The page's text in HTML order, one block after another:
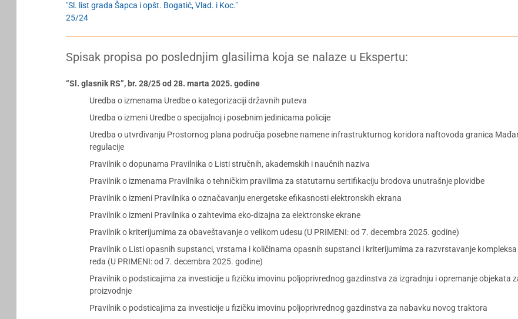
"Sl. list grada Šapca i opšt. Bogatić, Vlad. i Koc."
25/24
Spisak propisa po poslednjim glasilima koja se nalaze u Ekspertu:
“Sl. glasnik RS”, br. 28/25 od 28. marta 2025. godine
Uredba o izmenama Uredbe o kategorizaciji državnih puteva
Uredba o izmeni Uredbe o specijalnoj i posebnim jedinicama policije
Uredba o utvrđivanju Prostornog plana područja posebne namene infrastrukturnog koridora naftovoda granica
regulacije
Pravilnik o dopunama Pravilnika o Listi stručnih, akademskih i naučnih naziva
Pravilnik o izmenama Pravilnika o tehničkim pravilima za statutarnu sertifikaciju brodova unutrašnje plovidbe
Pravilnik o izmeni Pravilnika o označavanju energetske efikasnosti elektronskih ekrana
Pravilnik o izmeni Pravilnika o zahtevima eko-dizajna za elektronske ekrane
Pravilnik o kriterijumima za obaveštavanje o velikom udesu (U PRIMENI: od 7. decembra 2025. godine)
Pravilnik o Listi opasnih supstanci, vrstama i količinama opasnih supstanci i kriterijumima za razvrstavanje kompleksa
reda (U PRIMENI: od 7. decembra 2025. godine)
Pravilnik o podsticajima za investicije u fizičku imovinu poljoprivrednog gazdinstva za izgradnju i opremanje objekata
proizvodnje
Pravilnik o podsticajima za investicije u fizičku imovinu poljoprivrednog gazdinstva za nabavku novog traktora